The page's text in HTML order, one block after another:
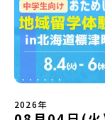
だく前に、「お申し
す。ご確認くださ
ただいた方の中から
し込み時に記入い
ル」をお送りいたし
認フォーム」に３日
にご回答いただけな
す。当選取り消しが
【旅行代金】無料※
無料となります：・
ィ・体験費用・一
す・集合場所までの
などの個人的費用
抽選の上決定）【参
間】申込期間が延長
加」 -高校見学 -授
づくりにチャレン
にチャレンジ -竹
BBQ」「2日目の振
ワーク」 -みんなで
※天候の状況や参加
（月）〜 8月5日（
20:00に「参加者向
か？「大自然や文化
ない郷土料理を味
になる。いつか留
すめ！「おためし
ながら地域の枠を超
留学」をプチ体験
ではスタッフがし
は「岩手県八幡平市
んたいし）は北西部
2026年